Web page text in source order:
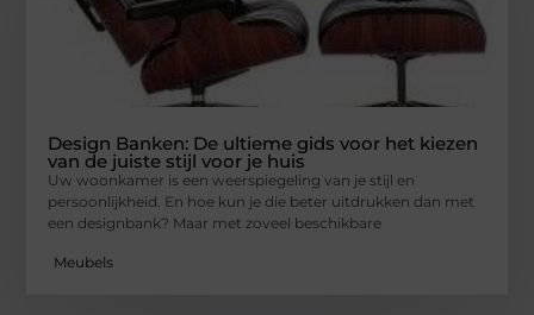
Design Banken: De ultieme gids voor het kiezen
van de juiste stijl voor je huis
Uw woonkamer is een weerspiegeling van je stijl en
persoonlijkheid. En hoe kun je die beter uitdrukken dan met
een designbank? Maar met zoveel beschikbare
Meubels